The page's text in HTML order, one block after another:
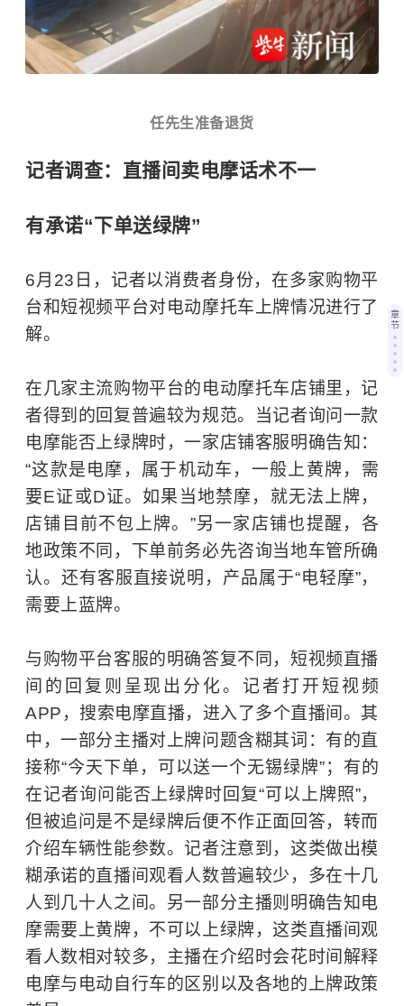
任先生准备退货
记者调查：直播间卖电摩话术不一
有承诺“下单送绿牌”
6月23日，记者以消费者身份，在多家购物平
台和短视频平台对电动摩托车上牌情况进行了
解。
在几家主流购物平台的电动摩托车店铺里，记
者得到的回复普遍较为规范。当记者询问一款
电摩能否上绿牌时，一家店铺客服明确告知：
“这款是电摩，属于机动车，一般上黄牌，需
要E证或D证。如果当地禁摩，就无法上牌，
店铺目前不包上牌。”另一家店铺也提醒，各
地政策不同，下单前务必先咨询当地车管所确
认。还有客服直接说明，产品属于“电轻摩”，
需要上蓝牌。
与购物平台客服的明确答复不同，短视频直播
间的回复则呈现出分化。记者打开短视频
APP，搜索电摩直播，进入了多个直播间。其
中，一部分主播对上牌问题含糊其词：有的直
接称“今天下单，可以送一个无锡绿牌”；有的
在记者询问能否上绿牌时回复“可以上牌照”，
但被追问是不是绿牌后便不作正面回答，转而
介绍车辆性能参数。记者注意到，这类做出模
糊承诺的直播间观看人数普遍较少，多在十几
人到几十人之间。另一部分主播则明确告知电
摩需要上黄牌，不可以上绿牌，这类直播间观
看人数相对较多，主播在介绍时会花时间解释
电摩与电动自行车的区别以及各地的上牌政策
章
节